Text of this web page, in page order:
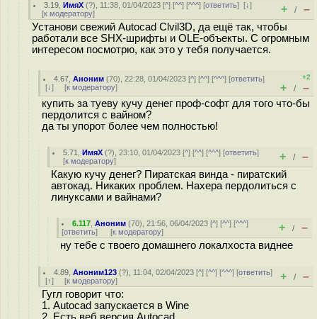
3.19 ,ИмяХ (?), 11:38, 01/04/2023 [^] [^^] [^^^] [ответить][↓]
[к модератору] + / –
Установи свежий Autocad Clvil3D, да ещё так, чтобы
работали все SHX-шрифты и OLE-объекты. С огромным
интересом посмотрю, как это у тебя получается.
4.67 ,Аноним (70), 22:28, 01/04/2023 [^] [^^] [^^^] [ответить]
[↓] [к модератору]
+2
+ / –
купить за туеву кучу денег проф-софт для того что-бы
пердолится с вайном?
да ты упорот более чем полностью!
5.71 ,ИмяХ (?), 23:10, 01/04/2023 [^] [^^] [^^^] [ответить]
[к модератору] + / –
Какую кучу денег? Пиратская винда - пиратский
автокад. Никаких проблем. Нахера пердолиться с
линуксами и вайнами?
6.117 ,Аноним (70), 21:56, 06/04/2023 [^] [^^] [^^^]
[ответить] [к модератору] + / –
ну тебе с твоего домашнего локалхоста виднее
4.89 ,Аноним123 (?), 11:04, 02/04/2023 [^] [^^] [^^^] [ответить]
[↑] [к модератору] + / –
Гугл говорит что:
1. Autocad запускается в Wine